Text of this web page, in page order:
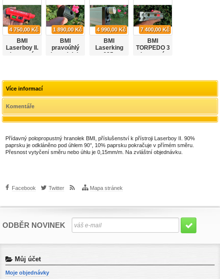
4 750,00 Kč
BMI
Laserboy II.
laserová
1 890,00 Kč
BMI
pravoúhlý
hranolek k
4 990,00 Kč
BMI
Laserking
635,
7 400,00 Kč
BMI
TORPEDO 3
laserová
Více informací
Komentáře
Přídavný polopropustný hranolek BMI, příslušenství k přístroji Laserboy II. 90%
paprsku je odkláněno pod úhlem 90°, 10% paprsku pokračuje v přímém směru.
Přesnost vytyčení směru nebo úhlu je 0,15mm/m. Na zvláštní objednávku.
Facebook Twitter Mapa stránek
ODBĚR NOVINEK
Můj účet
Moje objednávky